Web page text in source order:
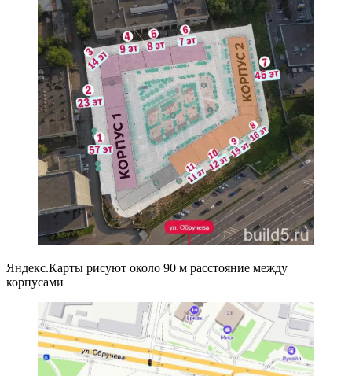
Яндекс.Карты рисуют около 90 м расстояние между
корпусами